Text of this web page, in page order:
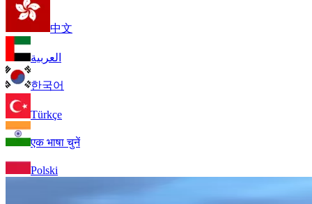
中文
العربية
한국어
Türkçe
एक भाषा चुनें
Polski